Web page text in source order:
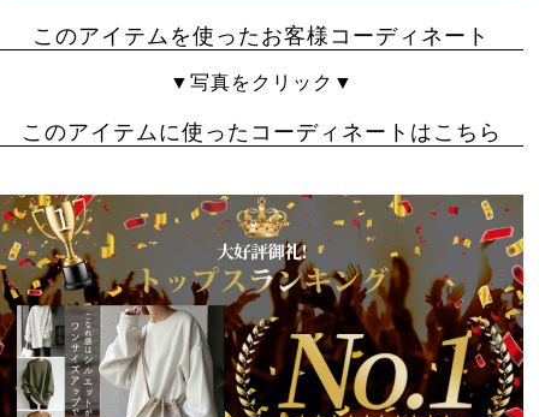
wolf cat
57
投稿日
2024/02/09
オーバーサイズなので、ダボっと感が可愛いです。
着心地も良かった。
このアイテムを使ったお客様コーディネート
▼写真をクリック▼
このアイテムに使ったコーディネートはこちら